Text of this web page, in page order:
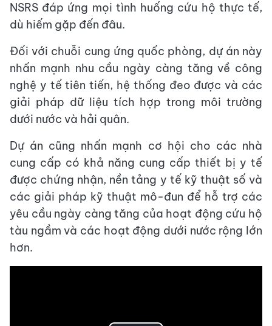
NSRS đáp ứng mọi tình huống cứu hộ thực tế,
dù hiếm gặp đến đâu.
Đối với chuỗi cung ứng quốc phòng, dự án này
nhấn mạnh nhu cầu ngày càng tăng về công
nghệ y tế tiên tiến, hệ thống đeo được và các
giải pháp dữ liệu tích hợp trong môi trường
dưới nước và hải quân.
Dự án cũng nhấn mạnh cơ hội cho các nhà
cung cấp có khả năng cung cấp thiết bị y tế
được chứng nhận, nền tảng y tế kỹ thuật số và
các giải pháp kỹ thuật mô-đun để hỗ trợ các
yêu cầu ngày càng tăng của hoạt động cứu hộ
tàu ngầm và các hoạt động dưới nước rộng lớn
hơn.